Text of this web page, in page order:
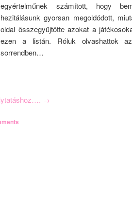
egyértelműnek számított, hogy
hezitálásunk gyorsan megoldódott,
oldal összegyűjtötte azokat a
ezen a listán. Róluk olvashattok az
sorrendben…
→